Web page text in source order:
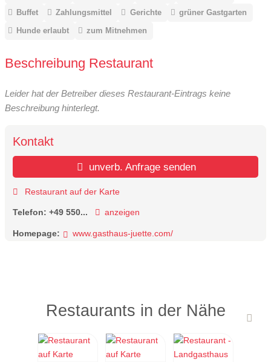
Buffet
Zahlungsmittel Gerichte
grüner Gastgarten
Hunde erlaubt
zum Mitnehmen
Beschreibung Restaurant
Leider hat der Betreiber dieses Restaurant-Eintrags keine
Beschreibung hinterlegt.
Kontakt
unverb. Anfrage senden
Restaurant auf der Karte
Telefon: +49 550... anzeigen
Homepage: www.gasthaus-juette.com/
Restaurants in der Nähe